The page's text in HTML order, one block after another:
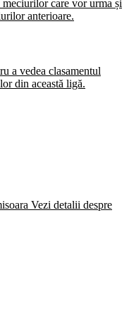
care vor urma și
anterioare.
a vedea clasamentul
din această ligă.
Vezi detalii despre